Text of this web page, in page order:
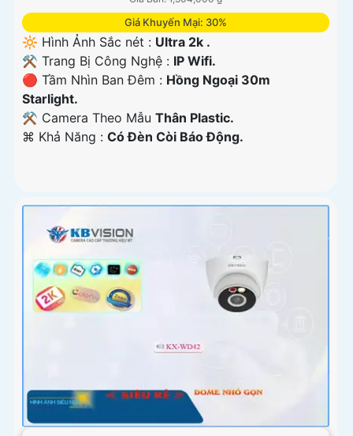
Giá Khuyến Mại: 30%
🔆 Hình Ảnh Sắc nét : Ultra 2k .
⚒ Trang Bị Công Nghệ : IP Wifi.
🔴 Tầm Nhìn Ban Đêm : Hồng Ngoại 30m
Starlight.
⚒ Camera Theo Mẫu Thân Plastic.
️⌘ Khả Năng : Có Ðèn Còi Báo Động.